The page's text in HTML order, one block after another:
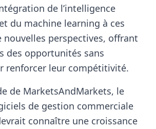
de l’intelligence
du machine learning à ces
nouvelles perspectives, offrant
des opportunités sans
renforcer leur compétitivité.
de MarketsAndMarkets, le
de gestion commerciale
connaître une croissance